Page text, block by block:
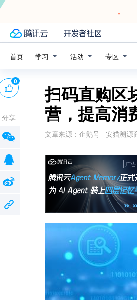
首页 学习 活动 专区
扫码直购区
营，提高消
文章来源： 企鹅号 - 安猫溯源
广告
0
分享